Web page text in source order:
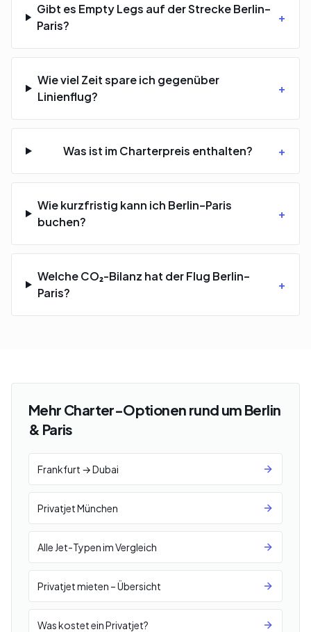
Gibt es Empty Legs auf der Strecke Berlin–
Paris?
+
Wie viel Zeit spare ich gegenüber
Linienflug?
+
Was ist im Charterpreis enthalten? +
Wie kurzfristig kann ich Berlin–Paris
buchen?
+
Welche CO₂-Bilanz hat der Flug Berlin–
Paris?
+
Mehr Charter-Optionen rund um Berlin
& Paris
Frankfurt → Dubai
Privatjet München
Alle Jet-Typen im Vergleich
Privatjet mieten – Übersicht
Was kostet ein Privatjet?